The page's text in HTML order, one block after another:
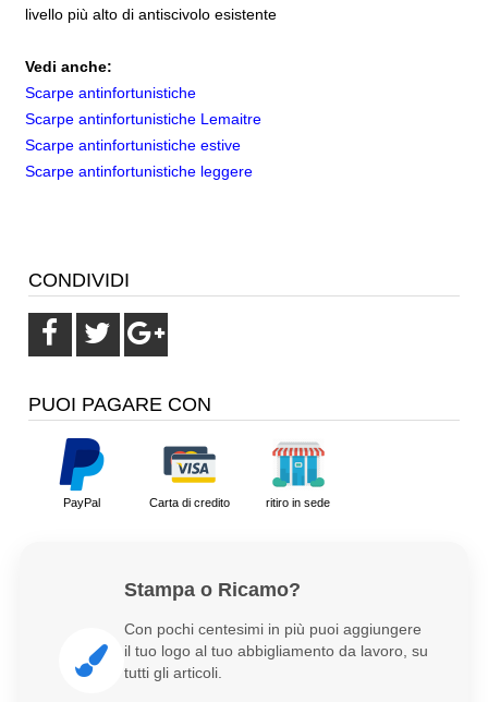
livello più alto di antiscivolo esistente
Vedi anche:
Scarpe antinfortunistiche
Scarpe antinfortunistiche Lemaitre
Scarpe antinfortunistiche estive
Scarpe antinfortunistiche leggere
CONDIVIDI
PUOI PAGARE CON
PayPal Carta di credito ritiro in sede
Stampa o Ricamo?
Con pochi centesimi in più puoi aggiungere
il tuo logo al tuo abbigliamento da lavoro, su
tutti gli articoli.